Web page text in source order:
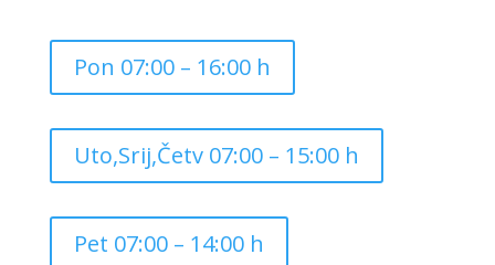
Pon 07:00 – 16:00 h
Uto,Srij,Četv 07:00 – 15:00 h
Pet 07:00 – 14:00 h